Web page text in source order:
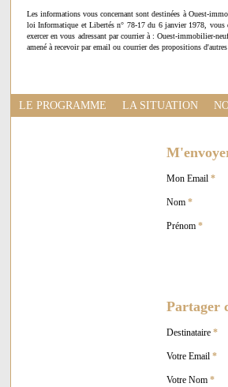
Les informations vous concernant sont destinées à Ouest-
loi Informatique et Libertés n° 78-17 du 6 janvier 1978, vous
exercer en vous adressant par courrier à : Ouest-immobilier-
amené à recevoir par email ou courrier des propositions
LE PROGRAMME LA SITUATION
Mon Email *
Nom *
Prénom *
Partager
Destinataire *
Votre Email *
Votre Nom *